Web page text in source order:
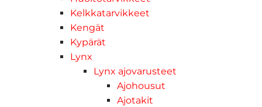
Kelkkatarvikkeet
Kengät
Kypärät
Lynx
Lynx ajovarusteet
Ajohousut
Ajotakit